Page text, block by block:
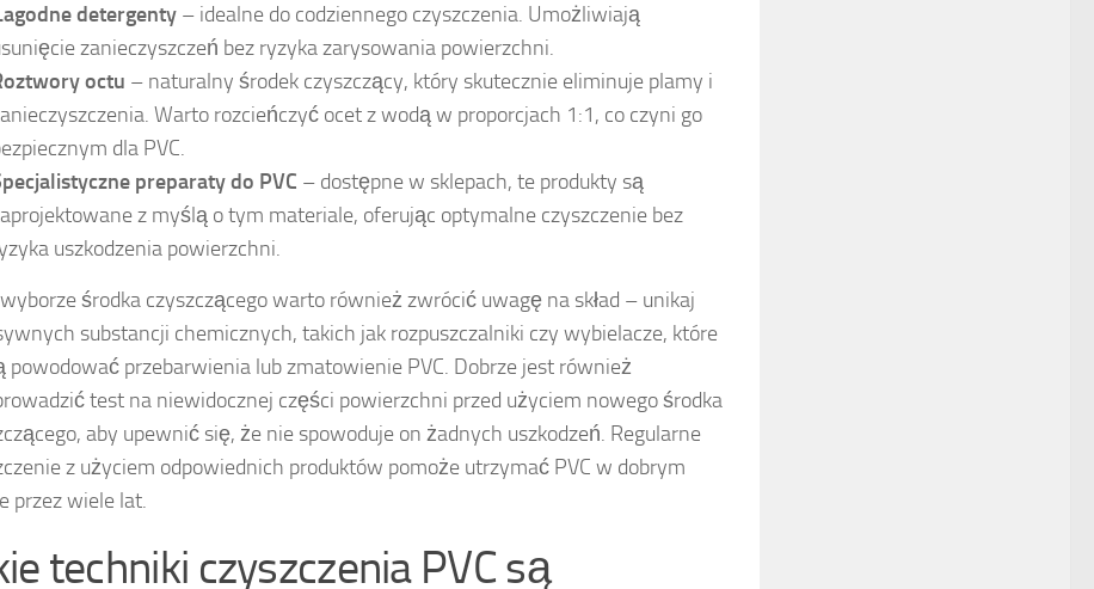
detergenty – idealne do codziennego czyszczenia. Umożliwiają
zanieczyszczeń bez ryzyka zarysowania powierzchni.
octu – naturalny środek czyszczący, który skutecznie eliminuje plamy i
Warto rozcieńczyć ocet z wodą w proporcjach 1:1, co czyni go
dla PVC.
preparaty do PVC – dostępne w sklepach, te produkty są
z myślą o tym materiale, oferując optymalne czyszczenie bez
uszkodzenia powierzchni.
środka czyszczącego warto również zwrócić uwagę na skład – unikaj
substancji chemicznych, takich jak rozpuszczalniki czy wybielacze, które
powodować przebarwienia lub zmatowienie PVC. Dobrze jest również
test na niewidocznej części powierzchni przed użyciem nowego środka
aby upewnić się, że nie spowoduje on żadnych uszkodzeń. Regularne
z użyciem odpowiednich produktów pomoże utrzymać PVC w dobrym
przez wiele lat.
techniki czyszczenia PVC są